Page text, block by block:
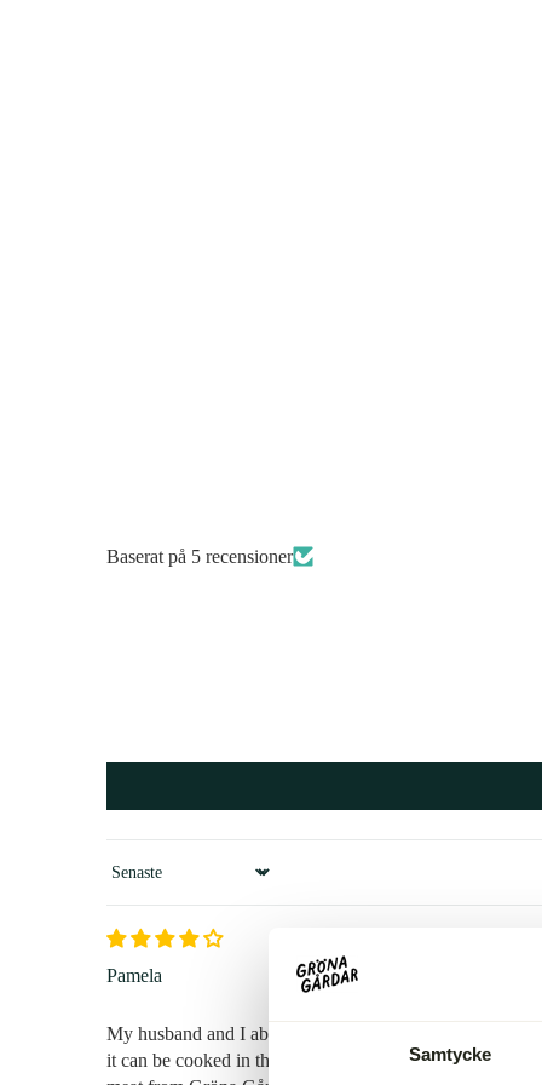
Samtycke
Baserat på 5 recensioner
Sort by
Pamela
My husband and I absolutely love the taste and
it can be cooked in the air fryer… there is quite a lot of